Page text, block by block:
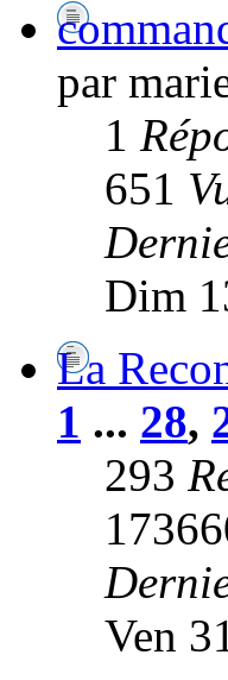
par
1
651
Dim
La
1 ... 28,
293
Ven